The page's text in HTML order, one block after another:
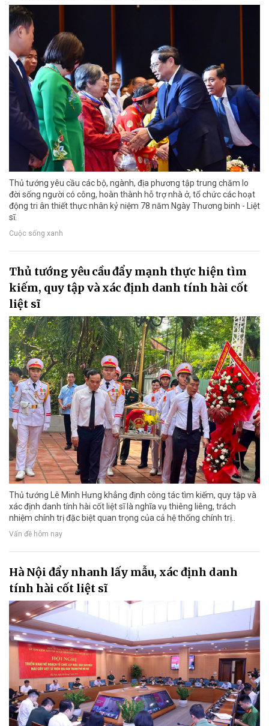
Thủ tướng yêu cầu các bộ, ngành, địa phương tập trung chăm lo
đời sống người có công, hoàn thành hỗ trợ nhà ở, tổ chức các hoạt
động tri ân thiết thực nhân kỷ niệm 78 năm Ngày Thương binh - Liệt
sĩ.
Cuộc sống xanh
Thủ tướng yêu cầu đẩy mạnh thực hiện tìm
kiếm, quy tập và xác định danh tính hài cốt
liệt sĩ
Thủ tướng Lê Minh Hưng khẳng định công tác tìm kiếm, quy tập và
xác định danh tính hài cốt liệt sĩ là nghĩa vụ thiêng liêng, trách
nhiệm chính trị đặc biệt quan trọng của cả hệ thống chính trị..
Vấn đề hôm nay
Hà Nội đẩy nhanh lấy mẫu, xác định danh
tính hài cốt liệt sĩ